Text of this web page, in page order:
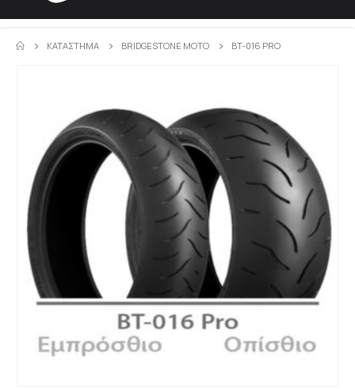
ΚΑΤΆΣΤΗΜΑ BRIDGESTONE MOTO BT-016 PRO